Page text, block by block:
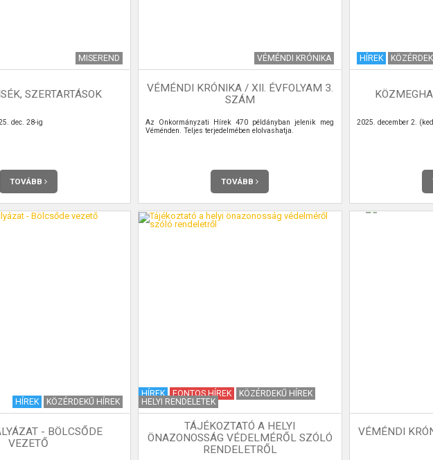
MISEREND
SZERTARTÁSOK
dec. 28-ig
TOVÁBB
VÉMÉNDI KRÓNIKA
VÉMÉNDI KRÓNIKA / XII. ÉVFOLYAM 3.
SZÁM
Az Önkormányzati Hírek 470 példányban jelenik meg
Véménden. Teljes terjedelmében elolvashatja.
TOVÁBB
HÍREK
2025. december 2.
HÍREK KÖZÉRDEKŰ HÍREK
- BÖLCSŐDE
VEZETŐ
HÍREK FONTOS HÍREK
KÖZÉRDEKŰ HÍREK
HELYI RENDELETEK
TÁJÉKOZTATÓ A HELYI
ÖNAZONOSSÁG VÉDELMÉRŐL SZÓLÓ
RENDELETRŐL
VÉMÉNDI